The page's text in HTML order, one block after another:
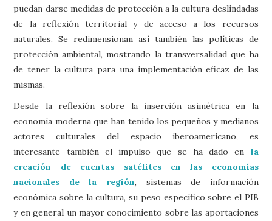
puedan darse medidas de protección a la cultura deslindadas
de la reflexión territorial y de acceso a los recursos
naturales. Se redimensionan así también las políticas de
protección ambiental, mostrando la transversalidad que ha
de tener la cultura para una implementación eficaz de las
mismas.
Desde la reflexión sobre la inserción asimétrica en la
economía moderna que han tenido los pequeños y medianos
actores culturales del espacio iberoamericano, es
interesante también el impulso que se ha dado en la
creación de cuentas satélites en las economías
nacionales de la región, sistemas de información
económica sobre la cultura, su peso específico sobre el PIB
y en general un mayor conocimiento sobre las aportaciones